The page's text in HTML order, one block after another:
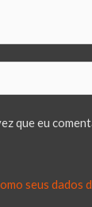
que eu
seus dados